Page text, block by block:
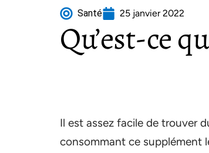
Santé 25 janvier 2022
Qu’est-ce
Il est assez facile de trouver
consommant ce supplément